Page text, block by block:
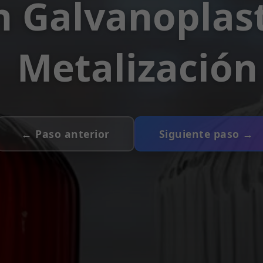
Metalización
← Paso anterior Siguiente paso →